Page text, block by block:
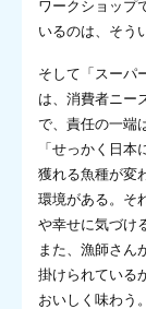
ワークショップ
いるのは、そう
そして「スーパ
は、消費者ニー
で、責任の一端
「せっかく日
獲れる魚種が変
環境がある。そ
や幸せに気づけ
また、漁師さん
掛けられている
おいしく味わう